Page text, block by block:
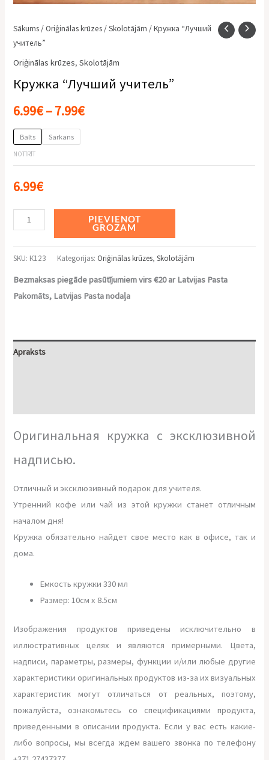
Sākums /Oriģinālas krūzes /Skolotājām / Кружка “Лучший
учитель”
Oriģinālas krūzes,Skolotājām
Кружка “Лучший учитель”
6.99€–7.99€
Balts Sarkans
NOTĪRĪT
6.99€
PIEVIENOT
GROZAM
SKU: К123 Kategorijas: Oriģinālas krūzes,Skolotājām
Bezmaksas piegāde pasūtījumiem virs €20 ar Latvijas Pasta
Pakomāts, Latvijas Pasta nodaļa
Apraksts
Оригинальная кружка с эксклюзивной
надписью.
Отличный и эксклюзивный подарок для учителя.
Утренний кофе или чай из этой кружки станет отличным
началом дня!
Кружка обязательно найдет свое место как в офисе, так и
дома.
Емкость кружки 330 мл
Размер: 10см х 8.5см
Изображения продуктов приведены исключительно в
иллюстративных целях и являются примерными. Цвета,
надписи, параметры, размеры, функции и/или любые другие
характеристики оригинальных продуктов из-за их визуальных
характеристик могут отличаться от реальных, поэтому,
пожалуйста, ознакомьтесь со спецификациями продукта,
приведенными в описании продукта. Если у вас есть какие-
либо вопросы, мы всегда ждем вашего звонка по телефону